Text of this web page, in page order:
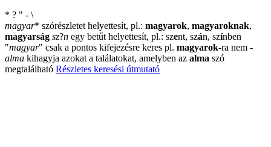
* ? " - \
magyar* szórészletet helyettesít, pl.: magyarok, magyaroknak,
magyarság sz?n egy betűt helyettesít, pl.: szent, szán, színben
"magyar" csak a pontos kifejezésre keres pl. magyarok-ra nem -
alma kihagyja azokat a találatokat, amelyben az alma szó
megtalálható Részletes keresési útmutató